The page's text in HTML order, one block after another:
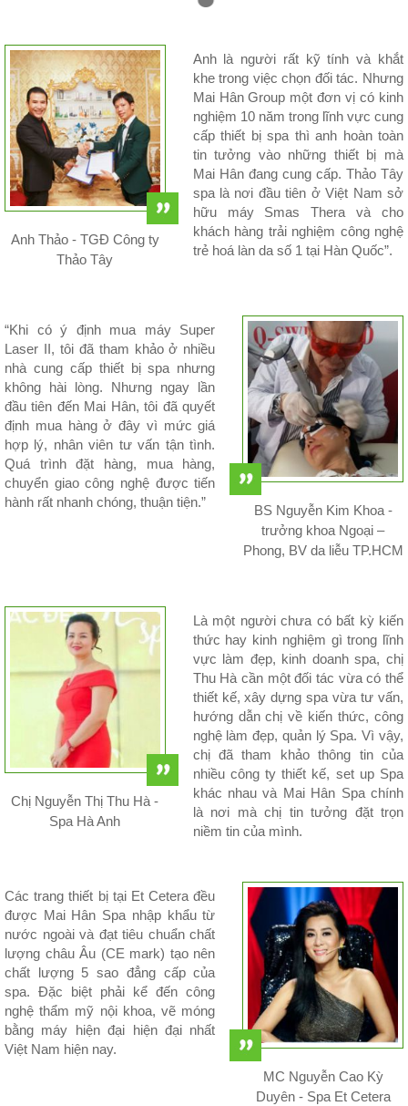
Anh Thảo - TGĐ Công ty
Thảo Tây
Anh là người rất kỹ tính và khắt
khe trong việc chọn đối tác. Nhưng
Mai Hân Group một đơn vị có kinh
nghiệm 10 năm trong lĩnh vực cung
cấp thiết bị spa thì anh hoàn toàn
tin tưởng vào những thiết bị mà
Mai Hân đang cung cấp. Thảo Tây
spa là nơi đầu tiên ở Việt Nam sở
hữu máy Smas Thera và cho
khách hàng trải nghiệm công nghệ
trẻ hoá làn da số 1 tại Hàn Quốc”.
BS Nguyễn Kim Khoa -
trưởng khoa Ngoại –
Phong, BV da liễu TP.HCM
“Khi có ý định mua máy Super
Laser II, tôi đã tham khảo ở nhiều
nhà cung cấp thiết bị spa nhưng
không hài lòng. Nhưng ngay lần
đầu tiên đến Mai Hân, tôi đã quyết
định mua hàng ở đây vì mức giá
hợp lý, nhân viên tư vấn tận tình.
Quá trình đặt hàng, mua hàng,
chuyển giao công nghệ được tiến
hành rất nhanh chóng, thuận tiện.”
Chị Nguyễn Thị Thu Hà -
Spa Hà Anh
Là một người chưa có bất kỳ kiến
thức hay kinh nghiệm gì trong lĩnh
vực làm đẹp, kinh doanh spa, chị
Thu Hà cần một đối tác vừa có thể
thiết kế, xây dựng spa vừa tư vấn,
hướng dẫn chị về kiến thức, công
nghệ làm đẹp, quản lý Spa. Vì vậy,
chị đã tham khảo thông tin của
nhiều công ty thiết kế, set up Spa
khác nhau và Mai Hân Spa chính
là nơi mà chị tin tưởng đặt trọn
niềm tin của mình.
MC Nguyễn Cao Kỳ
Duyên - Spa Et Cetera
Các trang thiết bị tại Et Cetera đều
được Mai Hân Spa nhập khẩu từ
nước ngoài và đạt tiêu chuẩn chất
lượng châu Âu (CE mark) tạo nên
chất lượng 5 sao đẳng cấp của
spa. Đặc biệt phải kể đến công
nghệ thẩm mỹ nội khoa, vẽ móng
bằng máy hiện đại hiện đại nhất
Việt Nam hiện nay.